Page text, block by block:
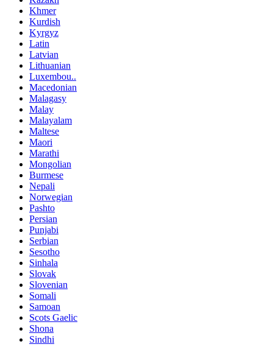
Khmer
Kurdish
Kyrgyz
Latin
Latvian
Lithuanian
Luxembou..
Macedonian
Malagasy
Malay
Malayalam
Maltese
Maori
Marathi
Mongolian
Burmese
Nepali
Norwegian
Pashto
Persian
Punjabi
Serbian
Sesotho
Sinhala
Slovak
Slovenian
Somali
Samoan
Scots Gaelic
Shona
Sindhi